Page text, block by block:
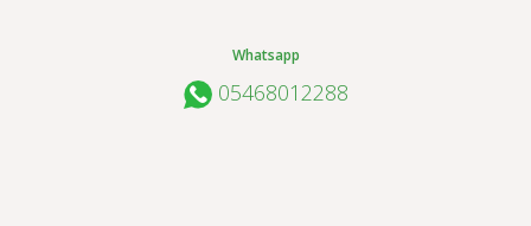
Whatsapp
05468012288